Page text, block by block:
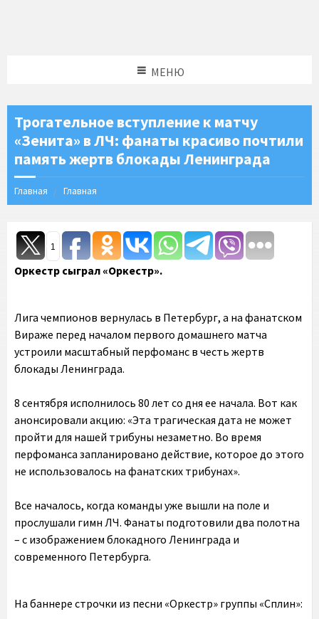
МЕНЮ
Трогательное вступление к матчу
«Зенита» в ЛЧ: фанаты красиво почтили
память жертв блокады Ленинграда
Главная Главная
1
Оркестр сыграл «Оркестр».
Лига чемпионов вернулась в Петербург, а на фанатском
Вираже перед началом первого домашнего матча
устроили масштабный перфоманс в честь жертв
блокады Ленинграда.
8 сентября исполнилось 80 лет со дня ее начала. Вот как
анонсировали акцию: «Эта трагическая дата не может
пройти для нашей трибуны незаметно. Во время
перфоманса запланировано действие, которое до этого
не использовалось на фанатских трибунах».
Все началось, когда команды уже вышли на поле и
прослушали гимн ЛЧ. Фанаты подготовили два полотна
– с изображением блокадного Ленинграда и
современного Петербурга.
На баннере строчки из песни «Оркестр» группы «Сплин»: